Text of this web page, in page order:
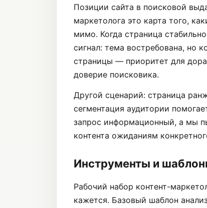
Позиции сайта в поисковой
маркетолога это карта того,
мимо. Когда страница
сигнал: тема востребована, но
страницы — приоритет для
доверие поисковика.
Другой сценарий: страница
сегментация аудитории
запрос информационный, а мы
контента ожиданиям
Инструменты и
Рабочий набор контент-
кажется. Базовый шаблон